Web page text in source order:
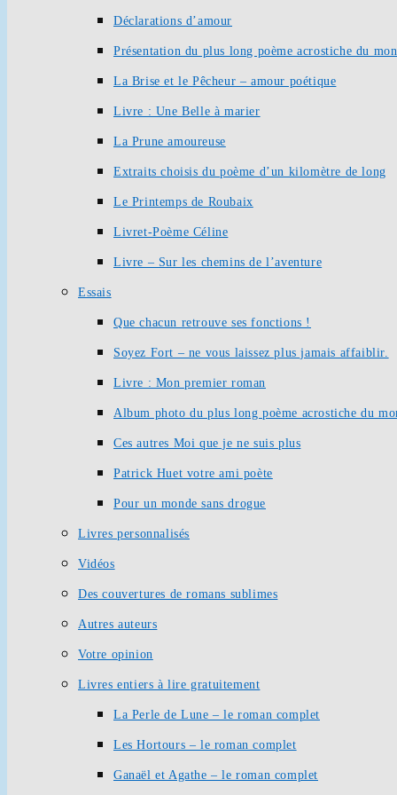
Déclarations d’amour
Présentation du plus long poème acrostiche du
La Brise et le Pêcheur – amour poétique
Livre : Une Belle à marier
La Prune amoureuse
Extraits choisis du poème d’un kilomètre de long
Le Printemps de Roubaix
Livret-Poème Céline
Livre – Sur les chemins de l’aventure
Essais
Que chacun retrouve ses fonctions !
Soyez Fort – ne vous laissez plus jamais affaiblir.
Livre : Mon premier roman
Album photo du plus long poème acrostiche du
Ces autres Moi que je ne suis plus
Patrick Huet votre ami poète
Pour un monde sans drogue
Livres personnalisés
Vidéos
Des couvertures de romans sublimes
Autres auteurs
Votre opinion
Livres entiers à lire gratuitement
La Perle de Lune – le roman complet
Les Hortours – le roman complet
Ganaël et Agathe – le roman complet